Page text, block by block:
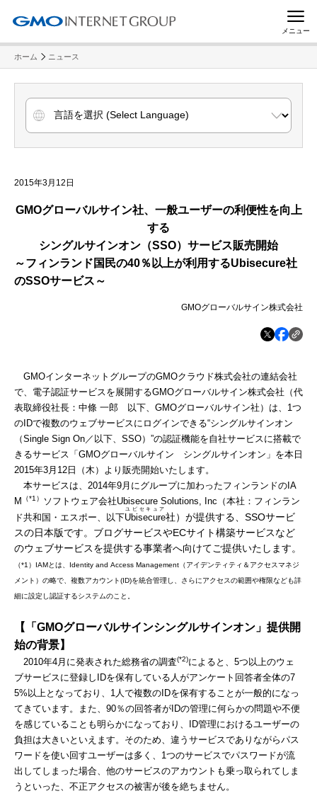
メニュー
ホーム ニュース
2015年3月12日
GMOグローバルサイン社、 一般ユーザーの利便性を向上
する
シングルサインオン（SSO）サービス販売開始
～フィンランド国民の40％以上が利用するUbisecure社
のSSOサービス～
GMOグローバルサイン株式会社
GMOインターネットグループのGMOクラウド株式会社の連結会社
で、電子認証サービスを展開するGMOグローバルサイン株式会社（代
表取締役社長：中條 一郎 以下、GMOグローバルサイン社）は、1つ
のIDで複数のウェブサービスにログインできる“シングルサインオン
（Single Sign On／以下、SSO）”の認証機能を自社サービスに搭載で
きるサービス「GMOグローバルサイン シングルサインオン」を本日
2015年3月12日（木）より販売開始いたします。
本サービスは、2014年9月にグループに加わったフィンランドのIA
M
（*1）
ソフトウェア会社Ubisecure Solutions, Inc（本社：フィンラン
ド共和国・エスポー、以下Ubisecure
ユビセキュア
社）が提供する、SSOサービ
スの日本版です。ブログサービスやECサイト構築サービスなど
のウェブサービスを提供する事業者へ向けてご提供いたします。
（*1）IAMとは、Identity and Access Management（アイデンティティ＆アクセスマネジ
メント）の略で、複数アカウント(ID)を統合管理し、さらにアクセスの範囲や権限なども詳
細に設定し認証するシステムのこと。
【「 GMOグローバルサインシングルサインオン」提供開
始の背景】
2010年4月に発表された総務省の調査(*2)によると、5つ以上のウェ
ブサービスに登録しIDを保有している人がアンケート回答者全体の7
5%以上となっており、1人で複数のIDを保有することが一般的になっ
てきています。また、90％の回答者がIDの管理に何らかの問題や不便
を感じていることも明らかになっており、ID管理におけるユーザーの
負担は大きいといえます。そのため、違うサービスでありながらパス
ワードを使い回すユーザーは多く、1つのサービスでパスワードが流
出してしまった場合、他のサービスのアカウントも乗っ取られてしま
うといった、不正アクセスの被害が後を絶ちません。